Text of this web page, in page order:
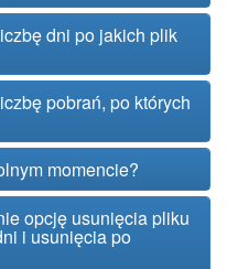
dni po jakich plik
pobrań, po których
momencie?
opcję usunięcia pliku
i usunięcia po